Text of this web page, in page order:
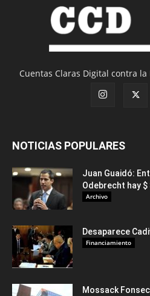
Cuentas Claras Digital contra
NOTICIAS POPULARES
Juan Guaidó:
Odebrecht hay $
Archivo
Desaparece
Financiamiento
Mossack